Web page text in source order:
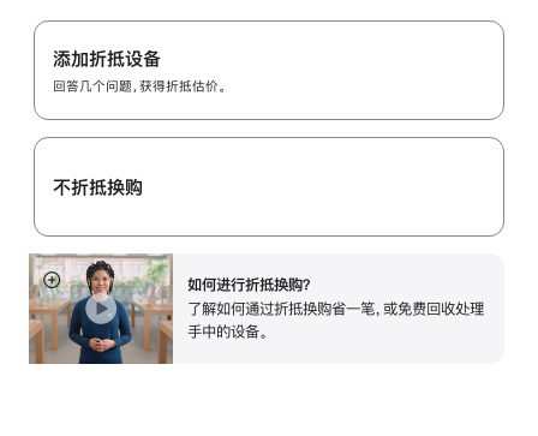
注
Apple
Trade
换
购
划：
添加折抵设备
回答几个问题，获得折抵估价。
不折抵换购
如何进行折抵换购？
了解如何通过折抵换购省一笔，或免费回收处理
手中的设备。
展
开